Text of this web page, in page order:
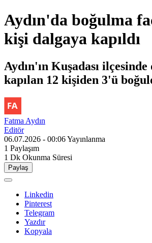
Aydın'da boğulma
kişi dalgaya kapıldı
Aydın'ın Kuşadası
kapılan 12 kişiden 3'ü
Fatma Aydın
Editör
06.07.2026 - 00:06Yayınlanma
1 Paylaşım
1 Dk Okunma Süresi
Paylaş
Linkedin
Pinterest
Telegram
Yazdır
Kopyala